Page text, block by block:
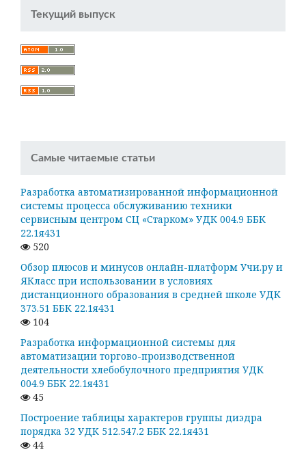
Текущий выпуск
Самые читаемые статьи
Разработка автоматизированной информационной
системы процесса обслуживанию техники
сервисным центром СЦ «Старком» УДК 004.9 ББК
22.1я431
520
Обзор плюсов и минусов онлайн-платформ Учи.ру и
ЯКласс при использовании в условиях
дистанционного образования в средней школе УДК
373.51 ББК 22.1я431
104
Разработка информационной системы для
автоматизации торгово-производственной
деятельности хлебобулочного предприятия УДК
004.9 ББК 22.1я431
45
Построение таблицы характеров группы диэдра
порядка 32 УДК 512.547.2 ББК 22.1я431
44